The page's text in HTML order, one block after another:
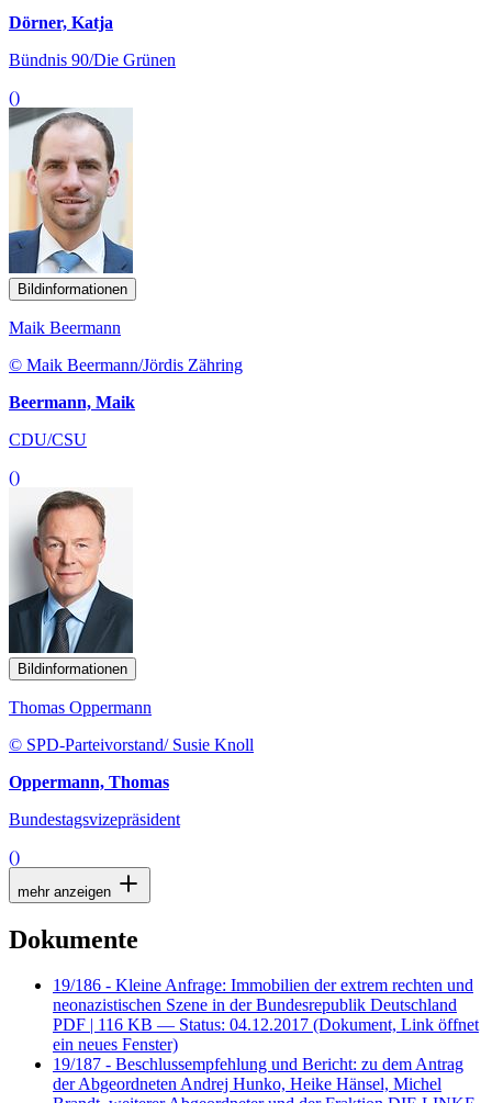
Dörner, Katja
Bündnis 90/Die Grünen
()
Bildinformationen
Maik Beermann
© Maik Beermann/Jördis Zähring
Beermann, Maik
CDU/CSU
()
Bildinformationen
Thomas Oppermann
© SPD-Parteivorstand/ Susie Knoll
Oppermann, Thomas
Bundestagsvizepräsident
()
mehr anzeigen
Dokumente
19/186 - Kleine Anfrage: Immobilien der extrem rechten und
neonazistischen Szene in der Bundesrepublik Deutschland
PDF | 116 KB — Status: 04.12.2017 (Dokument, Link öffnet
ein neues Fenster)
19/187 - Beschlussempfehlung und Bericht: zu dem Antrag
der Abgeordneten Andrej Hunko, Heike Hänsel, Michel